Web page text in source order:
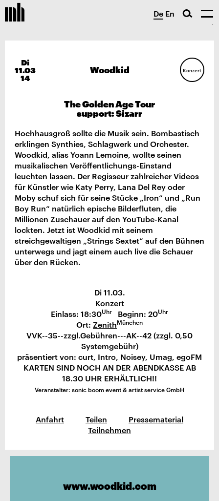
De En
Di
11.03
14
Woodkid Konzert
The Golden Age Tour
support: Sizarr
Hochhausgroß sollte die Musik sein. Bombastisch
erklingen Synthies, Schlagwerk und Orchester.
Woodkid, alias Yoann Lemoine, wollte seinen
musikalischen Veröffentlichungs-Einstand
leuchten lassen. Der Regisseur zahlreicher Videos
für Künstler wie Katy Perry, Lana Del Rey oder
Moby schuf sich für seine Stücke „Iron“ und „Run
Boy Run“ natürlich epische Bilderfluten, die
Millionen Zuschauer auf den YouTube-Kanal
lockten. Jetzt ist Woodkid mit seinem
streichgewaltigen „Strings Sextet“ auf den Bühnen
unterwegs und jagt einem auch live die Schauer
über den Rücken.
Di 11.03.
Konzert
Einlass: 18:30Uhr Beginn: 20Uhr
Ort: ZenithMünchen
VVK--35--zzgl.Gebühren---AK--42 (zzgl. 0,50
Systemgebühr)
präsentiert von: curt, Intro, Noisey, Umag, egoFM
KARTEN SIND NOCH AN DER ABENDKASSE AB
18.30 UHR ERHÄLTLICH!!
Veranstalter: sonic boom event & artist service GmbH
Anfahrt Teilen
Pressematerial
Teilnehmen
www.woodkid.com